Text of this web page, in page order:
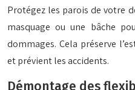
Protégez les parois de votre
masquage ou une bâche
dommages. Cela préserve
et prévient les accidents.
Démontage des